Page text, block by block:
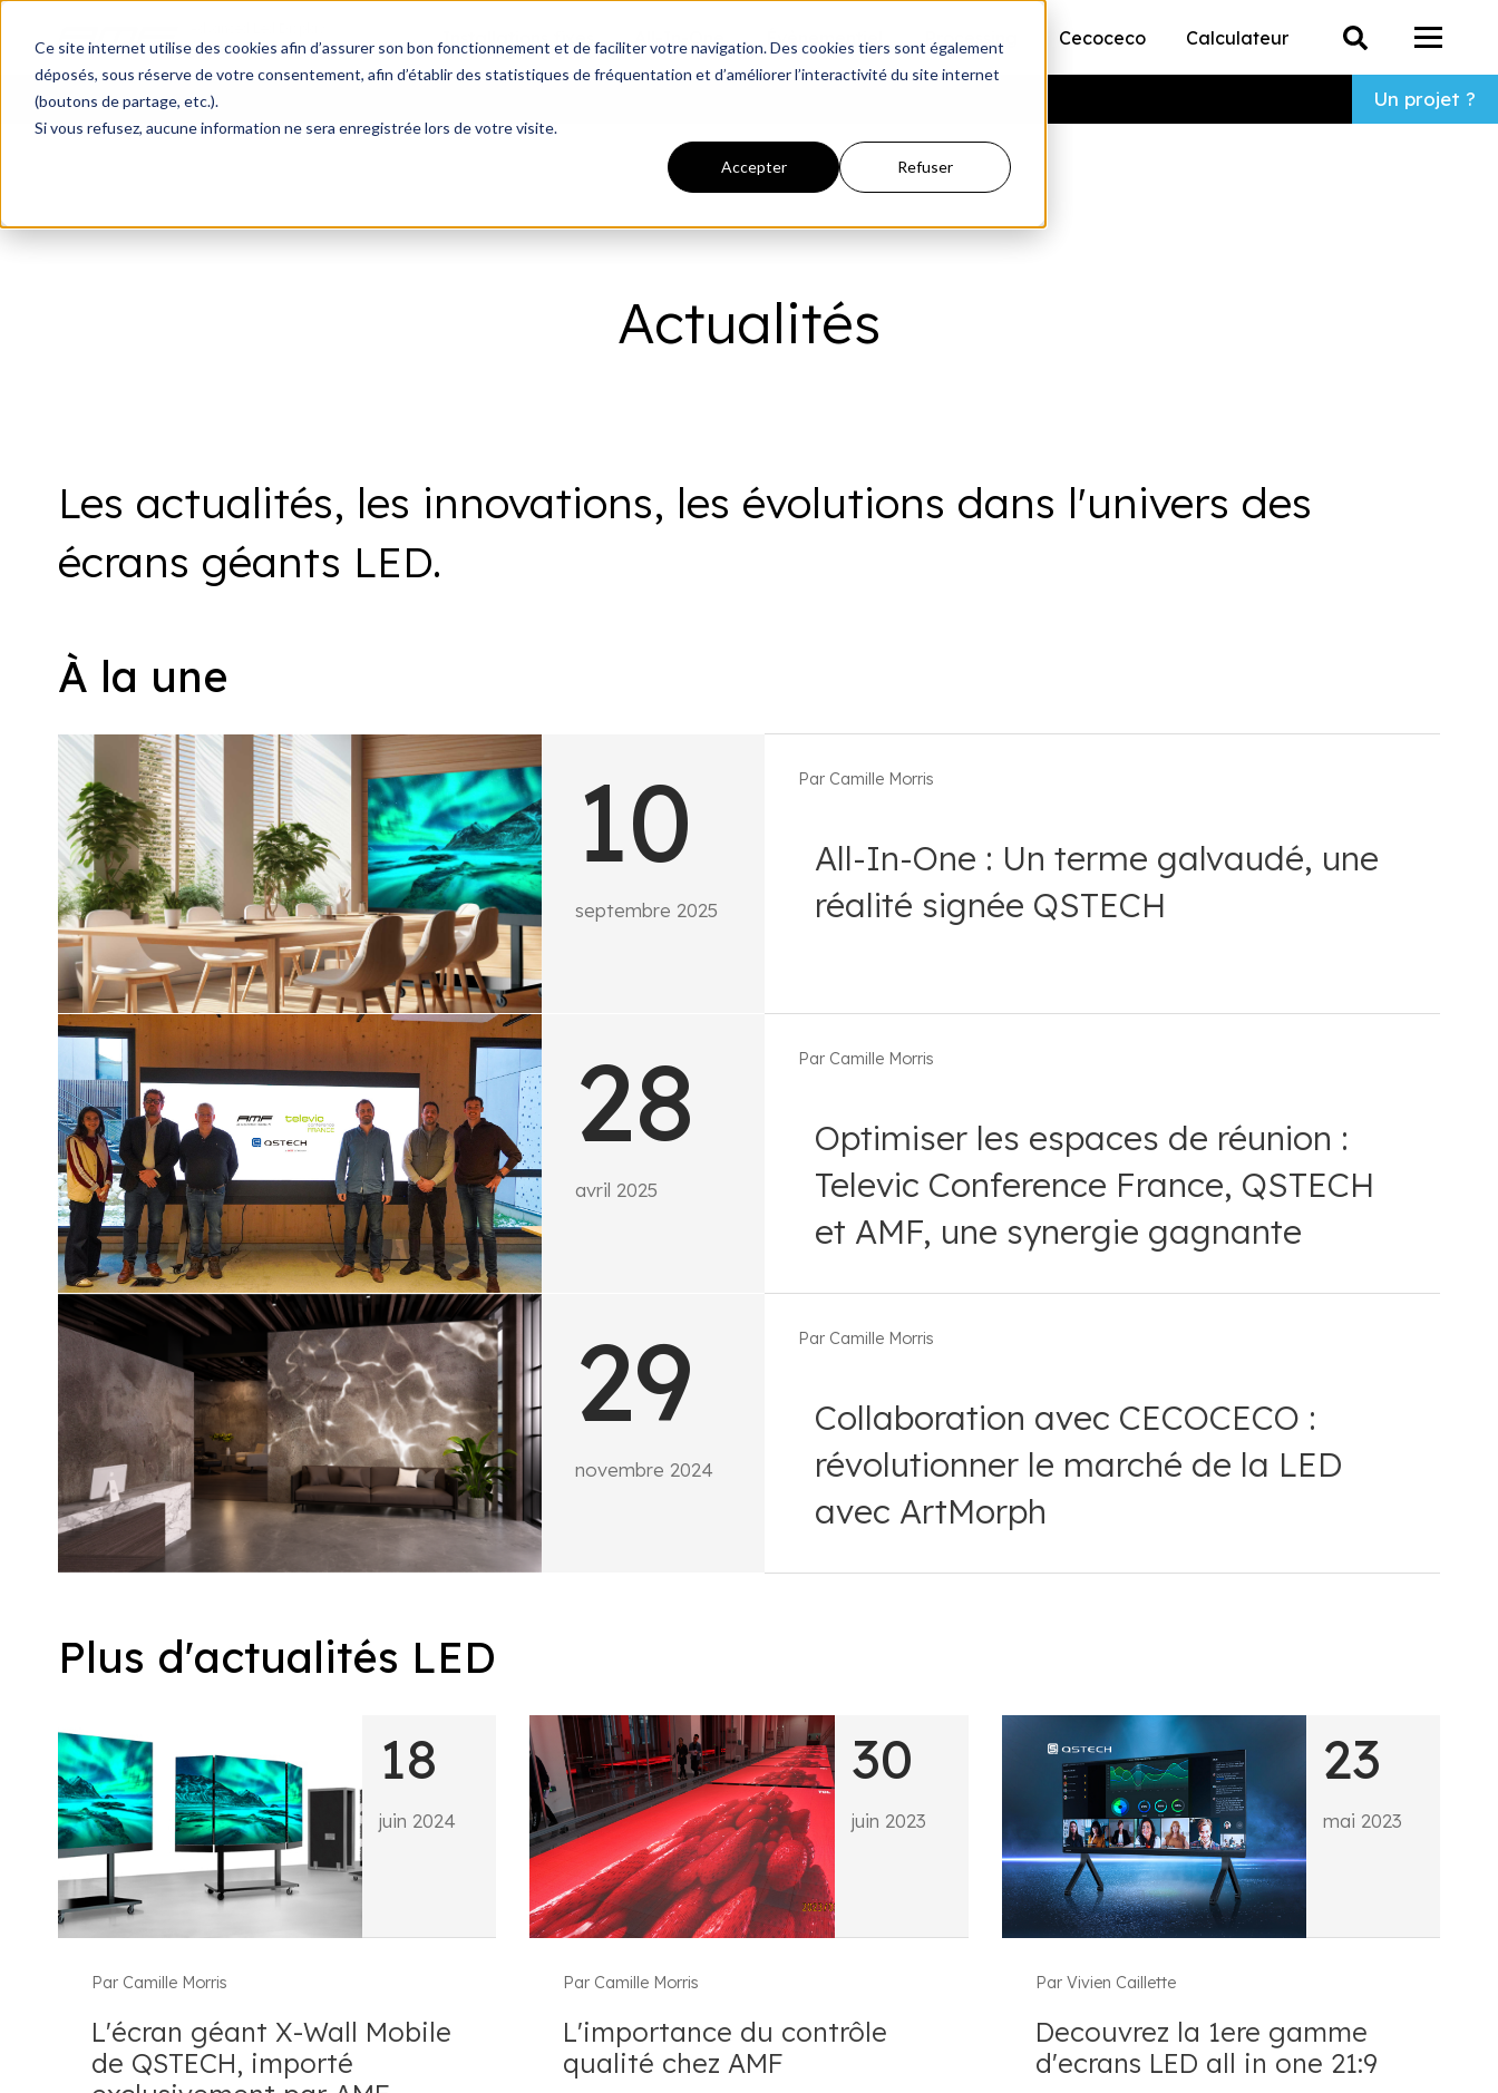
Ce site internet utilise des cookies afin d’assurer son bon fonctionnement et de faciliter votre navigation. Des cookies tiers sont également
déposés, sous réserve de votre consentement, afin d’établir des statistiques de fréquentation et d’améliorer l’interactivité du site internet
(boutons de partage, etc.).
Si vous refusez, aucune information ne sera enregistrée lors de votre visite.
Accepter Refuser
& Engineering
Installations fixes
Montrer le sous-menu pour Installations fixes
All-In-One
Montrer le sous-menu pour All-In-One
Évènementiel
Montrer le sous-menu pour Évènementiel
Processing
Montrer le sous-menu pour
Cecoceco Calculateur
Un projet ?
Actualités
Les actualités, les innovations, les évolutions dans l'univers des
écrans géants LED.
À la une
10
septembre 2025
Par Camille Morris
All-In-One : Un terme galvaudé, une
réalité signée QSTECH
28
avril 2025
Par Camille Morris
Optimiser les espaces de réunion :
Televic Conference France, QSTECH
et AMF, une synergie gagnante
29
novembre 2024
Par Camille Morris
Collaboration avec CECOCECO :
révolutionner le marché de la LED
avec ArtMorph
Plus d'actualités LED
18
juin 2024
Par Camille Morris
L'écran géant X-Wall Mobile
de QSTECH, importé
30
juin 2023
Par Camille Morris
L'importance du contrôle
qualité chez AMF
23
mai 2023
Par Vivien Caillette
Decouvrez la 1ere gamme
d'ecrans LED all in one 21:9